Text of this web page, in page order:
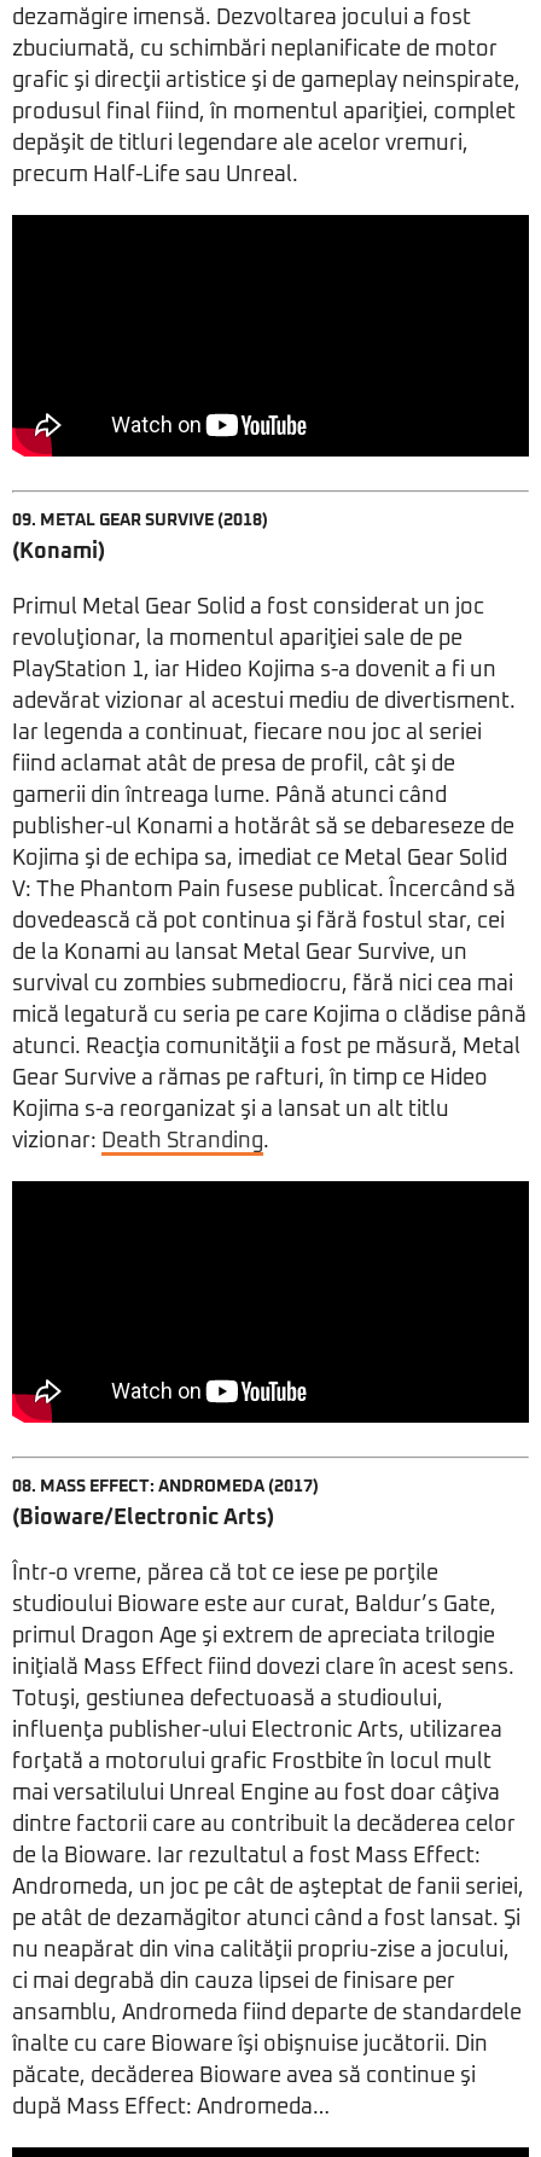
dezamăgire imensă. Dezvoltarea jocului a fost
zbuciumată, cu schimbări neplanificate de motor
grafic şi direcţii artistice şi de gameplay neinspirate,
produsul final fiind, în momentul apariţiei, complet
depăşit de titluri legendare ale acelor vremuri,
precum Half-Life sau Unreal.
09. METAL GEAR SURVIVE (2018)
(Konami)
Primul Metal Gear Solid a fost considerat un joc
revoluţionar, la momentul apariţiei sale de pe
PlayStation 1, iar Hideo Kojima s-a dovenit a fi un
adevărat vizionar al acestui mediu de divertisment.
Iar legenda a continuat, fiecare nou joc al seriei
fiind aclamat atât de presa de profil, cât şi de
gamerii din întreaga lume. Până atunci când
publisher-ul Konami a hotărât să se debareseze de
Kojima şi de echipa sa, imediat ce Metal Gear Solid
V: The Phantom Pain fusese publicat. Încercând să
dovedească că pot continua şi fără fostul star, cei
de la Konami au lansat Metal Gear Survive, un
survival cu zombies submediocru, fără nici cea mai
mică legatură cu seria pe care Kojima o clădise până
atunci. Reacţia comunităţii a fost pe măsură, Metal
Gear Survive a rămas pe rafturi, în timp ce Hideo
Kojima s-a reorganizat şi a lansat un alt titlu
vizionar: Death Stranding.
08. MASS EFFECT: ANDROMEDA (2017)
(Bioware/Electronic Arts)
Într-o vreme, părea că tot ce iese pe porţile
studioului Bioware este aur curat, Baldur’s Gate,
primul Dragon Age şi extrem de apreciata trilogie
iniţială Mass Effect fiind dovezi clare în acest sens.
Totuşi, gestiunea defectuoasă a studioului,
influenţa publisher-ului Electronic Arts, utilizarea
forţată a motorului grafic Frostbite în locul mult
mai versatilului Unreal Engine au fost doar câţiva
dintre factorii care au contribuit la decăderea celor
de la Bioware. Iar rezultatul a fost Mass Effect:
Andromeda, un joc pe cât de aşteptat de fanii seriei,
pe atât de dezamăgitor atunci când a fost lansat. Şi
nu neapărat din vina calităţii propriu-zise a jocului,
ci mai degrabă din cauza lipsei de finisare per
ansamblu, Andromeda fiind departe de standardele
înalte cu care Bioware îşi obişnuise jucătorii. Din
păcate, decăderea Bioware avea să continue şi
după Mass Effect: Andromeda…